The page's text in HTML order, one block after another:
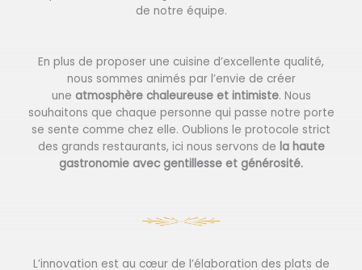
de notre équipe.
En plus de proposer une cuisine d’excellente qualité,
nous sommes animés par l’envie de créer
une atmosphère chaleureuse et intimiste. Nous
souhaitons que chaque personne qui passe notre porte
se sente comme chez elle. Oublions le protocole strict
des grands restaurants, ici nous servons de la haute
gastronomie avec gentillesse et générosité.
L’innovation est au cœur de l’élaboration des plats de